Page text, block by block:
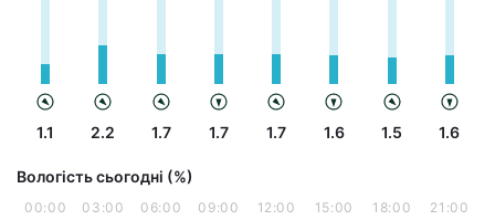
1.1 2.2 1.7 1.7 1.7 1.6 1.5 1.6
Вологість сьогодні (%)
00:00 03:00 06:00 09:00 12:00 15:00 18:00 21:00